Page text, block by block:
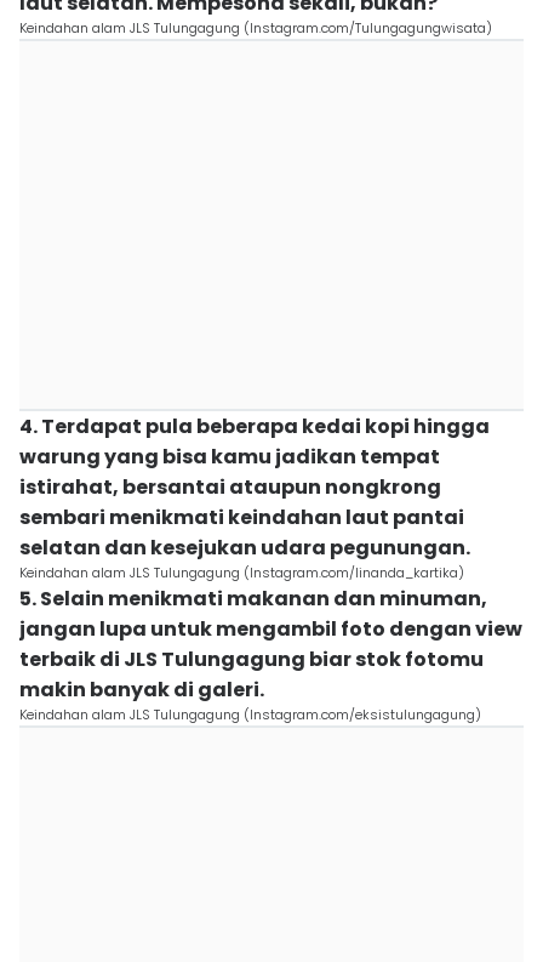
Keindahan alam JLS Tulungagung (Instagram.com/Tulungagungwisata)
4. Terdapat pula beberapa kedai kopi hingga
warung yang bisa kamu jadikan tempat
istirahat, bersantai ataupun nongkrong
sembari menikmati keindahan laut pantai
selatan dan kesejukan udara pegunungan.
Keindahan alam JLS Tulungagung (Instagram.com/linanda_kartika)
5. Selain menikmati makanan dan minuman,
jangan lupa untuk mengambil foto dengan view
terbaik di JLS Tulungagung biar stok fotomu
makin banyak di galeri.
Keindahan alam JLS Tulungagung (Instagram.com/eksistulungagung)